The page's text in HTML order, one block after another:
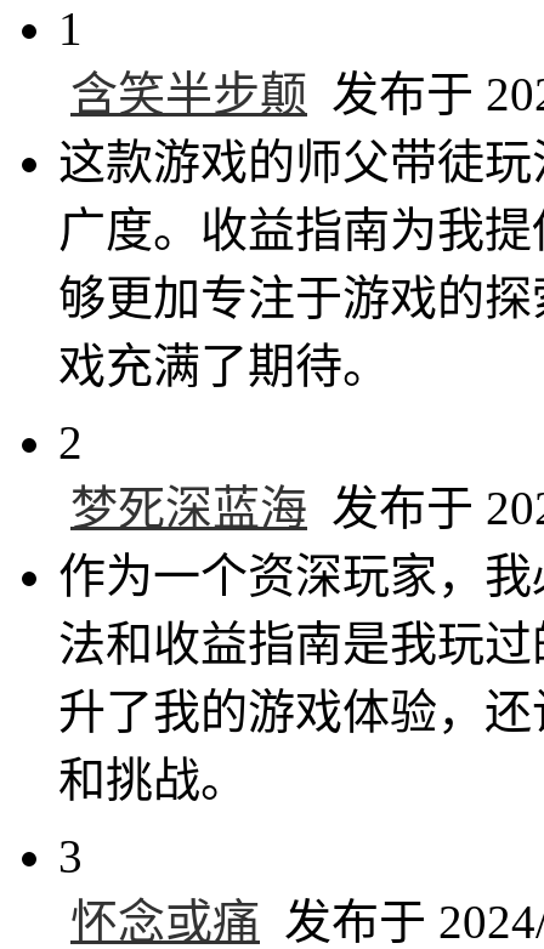
1
含笑半步颠 发布于
这款游戏的师父带徒
广度。收益指南为我
够更加专注于游戏的
戏充满了期待。
2
梦死深蓝海 发布于
作为一个资深玩家，
法和收益指南是我玩
升了我的游戏体验，
和挑战。
3
怀念或痛 发布于